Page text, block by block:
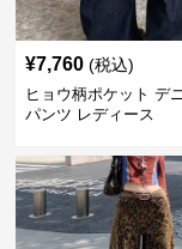
¥7,760 (税込)
ヒョウ柄ポケット デ
パンツ レディース